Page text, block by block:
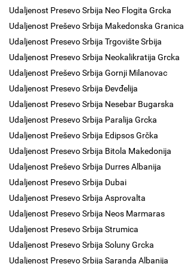
Udaljenost Presevo Srbija Neo Flogita Grcka
Udaljenost Preševo Srbija Makedonska Granica
Udaljenost Presevo Srbija Trgovište Srbija
Udaljenost Presevo Srbija Neokalikratija Grcka
Udaljenost Preševo Srbija Gornji Milanovac
Udaljenost Presevo Srbija Đevđelija
Udaljenost Presevo Srbija Nesebar Bugarska
Udaljenost Presevo Srbija Paralija Grcka
Udaljenost Preševo Srbija Edipsos Grčka
Udaljenost Presevo Srbija Bitola Makedonija
Udaljenost Preševo Srbija Durres Albanija
Udaljenost Presevo Srbija Dubai
Udaljenost Presevo Srbija Asprovalta
Udaljenost Presevo Srbija Neos Marmaras
Udaljenost Presevo Srbija Strumica
Udaljenost Presevo Srbija Soluny Grcka
Udaljenost Presevo Srbija Saranda Albanija